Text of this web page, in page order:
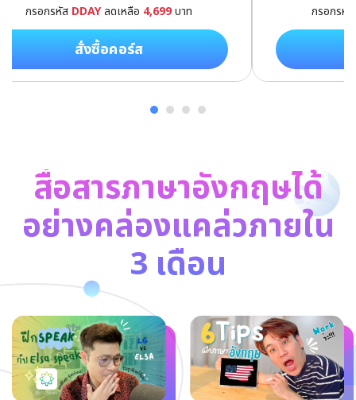
กรอกรหัส DDAYลดเหลือ 4,699บาท
สั่งซื้อคอร์ส
กรอกรหั
สื่อสารภาษาอังกฤษได้
อย่างคล่องแคล่วภายใน
3 เดือน